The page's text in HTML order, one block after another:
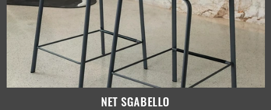
NET SGABELLO